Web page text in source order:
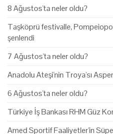
8 Ağustos'ta neler oldu?
Taşköprü festivalle,
şenlendi
7 Ağustos'ta neler oldu?
Anadolu Ateşi'nin Troya'sı
6 Ağustos'ta neler oldu?
Türkiye İş Bankası RHM Güz
Amed Sportif Faaliyetler'in